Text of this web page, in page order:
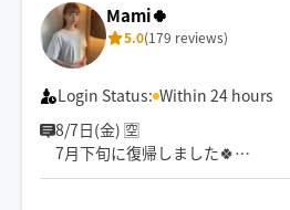
Mami🍀
5.0(179 reviews)
Login Status: Within 24 hours
8/7日(金) 🈳
7月下旬に復帰しました🍀
しばらくの間、タイ式はお休み